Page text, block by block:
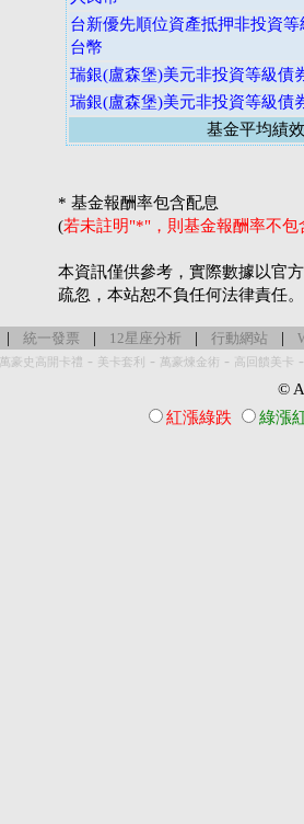
台新優先順位資產抵押非投資
台幣
瑞銀(盧森堡)美元非投資等級債
瑞銀(盧森堡)美元非投資等級債
基金平均績效
* 基金報酬率包含配息
(若未註明"*"，則基金報酬率不
本資訊僅供參考，實際數據以官
疏忽，本站恕不負任何法律責任。
| 統一發票 | 12星座分析 | 行動網站 |
萬豪史高開卡禮 - 美卡套利 - 萬豪煉金術 - 高回饋美卡
©
紅漲綠跌
綠漲